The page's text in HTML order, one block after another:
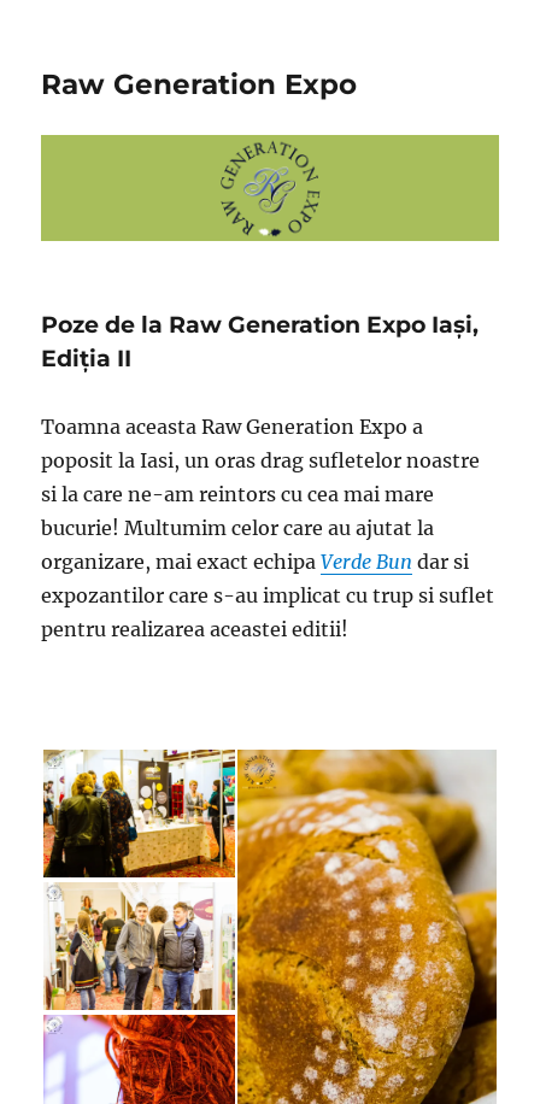
Raw Generation Expo
Poze de la Raw Generation Expo Iași,
Ediția II
Toamna aceasta Raw Generation Expo a
poposit la Iasi, un oras drag sufletelor noastre
si la care ne-am reintors cu cea mai mare
bucurie! Multumim celor care au ajutat la
organizare, mai exact echipaVerde Bun dar si
expozantilor care s-au implicat cu trup si suflet
pentru realizarea aceastei editii!